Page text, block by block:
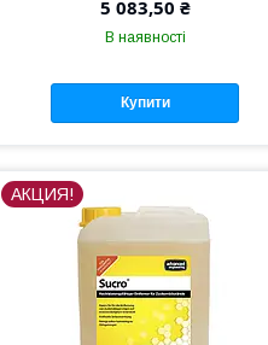
5 083,50 ₴
В наявності
Купити
АКЦИЯ!